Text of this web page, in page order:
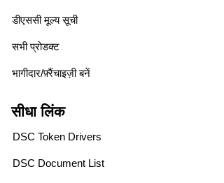
डीएससी मूल्य सूची
सभी प्रोडक्ट
भागीदार/फ़्रैंचाइज़ी बनें
सीधा लिंक
DSC Token Drivers
DSC Document List